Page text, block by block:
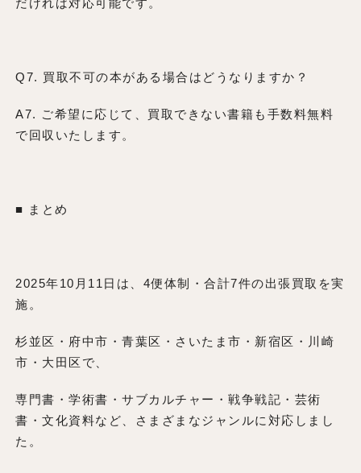
Q7. 買取不可の本がある場合はどうなりますか？
A7. ご希望に応じて、買取できない書籍も手数料無料
で回収いたします。
■ まとめ
2025年10月11日は、4便体制・合計7件の出張買取を実
施。
杉並区・府中市・青葉区・さいたま市・新宿区・川崎
市・大田区で、
専門書・学術書・サブカルチャー・戦争戦記・芸術
書・文化資料など、さまざまなジャンルに対応しまし
た。